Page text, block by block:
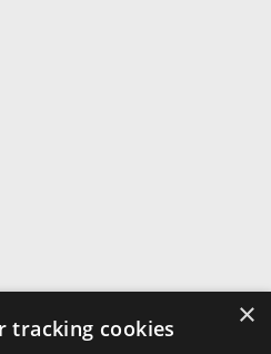
×
tracking cookies